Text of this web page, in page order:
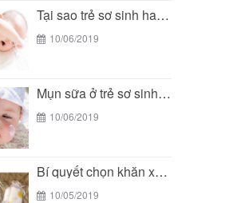
Tại sao trẻ sơ sinh hay vặn mình khi...
10/06/2019
Mụn sữa ở trẻ sơ sinh - Bí quyết...
10/06/2019
Bí quyết chọn khăn xô phù hợp với làn...
10/05/2019